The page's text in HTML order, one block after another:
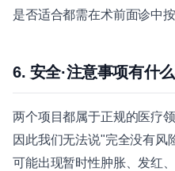
是否适合都需在术前面诊中
6. 安全·注意事项有什
两个项目都属于正规的医疗领
因此我们无法说"完全没有风
可能出现暂时性肿胀、发红